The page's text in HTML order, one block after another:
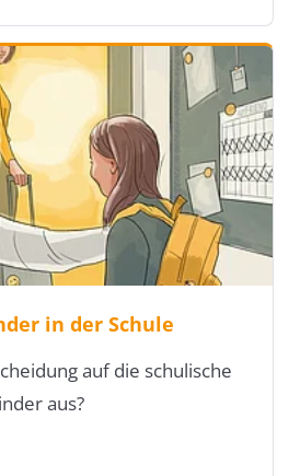
in der Schule
auf die schulische
aus?